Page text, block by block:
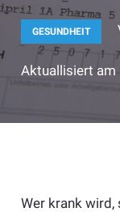
GESUNDHEIT
Aktuallisiert am
Wer krank wird,